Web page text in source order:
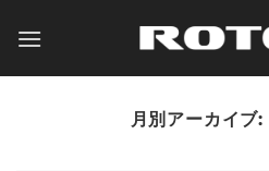
月別アーカイブ: